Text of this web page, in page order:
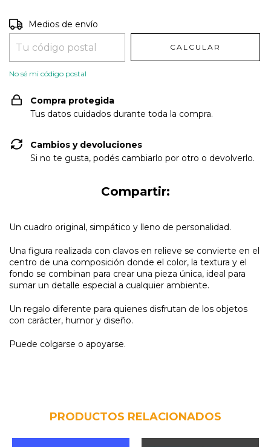
Entregas para el CP:
Medios de envío
CALCULAR
No sé mi código postal
Compra protegida
Tus datos cuidados durante toda la compra.
Cambios y devoluciones
Si no te gusta, podés cambiarlo por otro o devolverlo.
Compartir:
Un cuadro original, simpático y lleno de personalidad.
Una figura realizada con clavos en relieve se convierte en el
centro de una composición donde el color, la textura y el
fondo se combinan para crear una pieza única, ideal para
sumar un detalle especial a cualquier ambiente.
Un regalo diferente para quienes disfrutan de los objetos
con carácter, humor y diseño.
Puede colgarse o apoyarse.
PRODUCTOS RELACIONADOS